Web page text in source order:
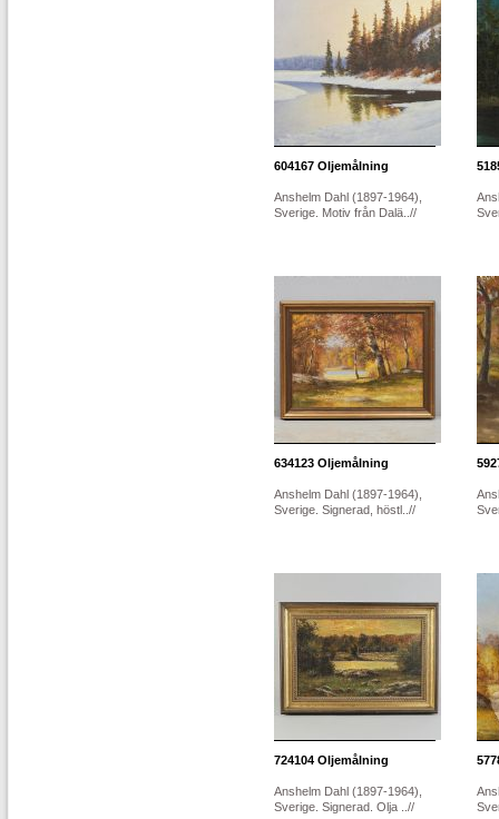
604167 Oljemålning
Anshelm Dahl (1897-1964),
Sverige. Motiv från Dalä..//
634123 Oljemålning
Anshelm Dahl (1897-1964),
Sverige. Signerad, höstl..//
724104 Oljemålning
Anshelm Dahl (1897-1964),
Sverige. Signerad. Olja ..//